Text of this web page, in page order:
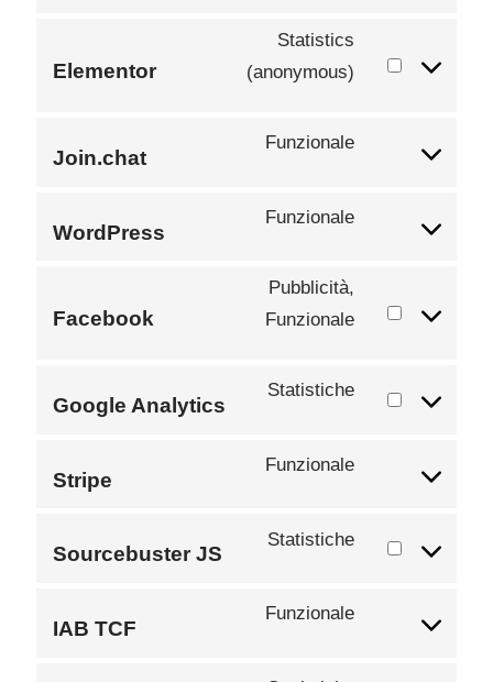
Elementor
Statistics
(anonymous)
Join.chat
Funzionale
WordPress
Funzionale
Facebook
Pubblicità,
Funzionale
Google Analytics
Statistiche
Stripe
Funzionale
Sourcebuster JS
Statistiche
IAB TCF
Funzionale